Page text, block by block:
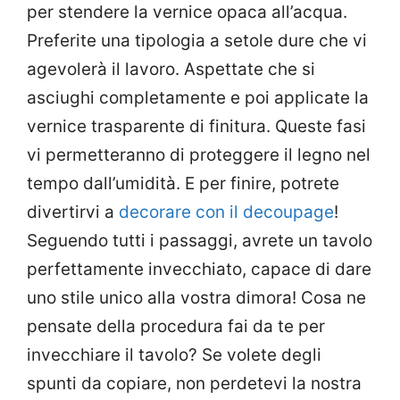
per stendere la vernice opaca all’acqua.
Preferite una tipologia a setole dure che vi
agevolerà il lavoro. Aspettate che si
asciughi completamente e poi applicate la
vernice trasparente di finitura. Queste fasi
vi permetteranno di proteggere il legno nel
tempo dall’umidità. E per finire, potrete
divertirvi a decorare con il decoupage!
Seguendo tutti i passaggi, avrete un tavolo
perfettamente invecchiato, capace di dare
uno stile unico alla vostra dimora! Cosa ne
pensate della procedura fai da te per
invecchiare il tavolo? Se volete degli
spunti da copiare, non perdetevi la nostra